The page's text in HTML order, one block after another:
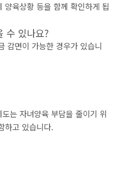
양육상황 등을 함께 확인하게 됩
수 있나요?
감면이 가능한 경우가 있습니
는 자녀양육 부담을 줄이기 위
하고 있습니다.